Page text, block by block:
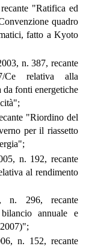
"Ratifica ed
quadro
fatto a Kyoto
n. 387, recante
Ce relativa alla
fonti energetiche
"Riordino del
per il riassetto
n. 192, recante
al rendimento
n. 296, recante
annuale e
n. 152, recante